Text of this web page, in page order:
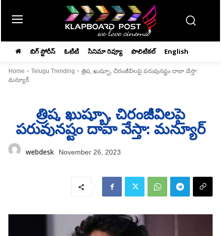
బిగ్ స్టోరీస్ ఓటిటి సినిమా రివ్యూ పొలిటికల్ English
Home Telugu Trending
త్రిష, ఖుష్బూ, చిరంజీవిలపై పరువునష్టం దావా వేస్తా:
మన్యూర్‌
త్రిష, ఖుష్బూ, చిరంజీవిలపై
పరువునష్టం దావా వేస్తా: మన్యూర్‌
webdesk November 26, 2023